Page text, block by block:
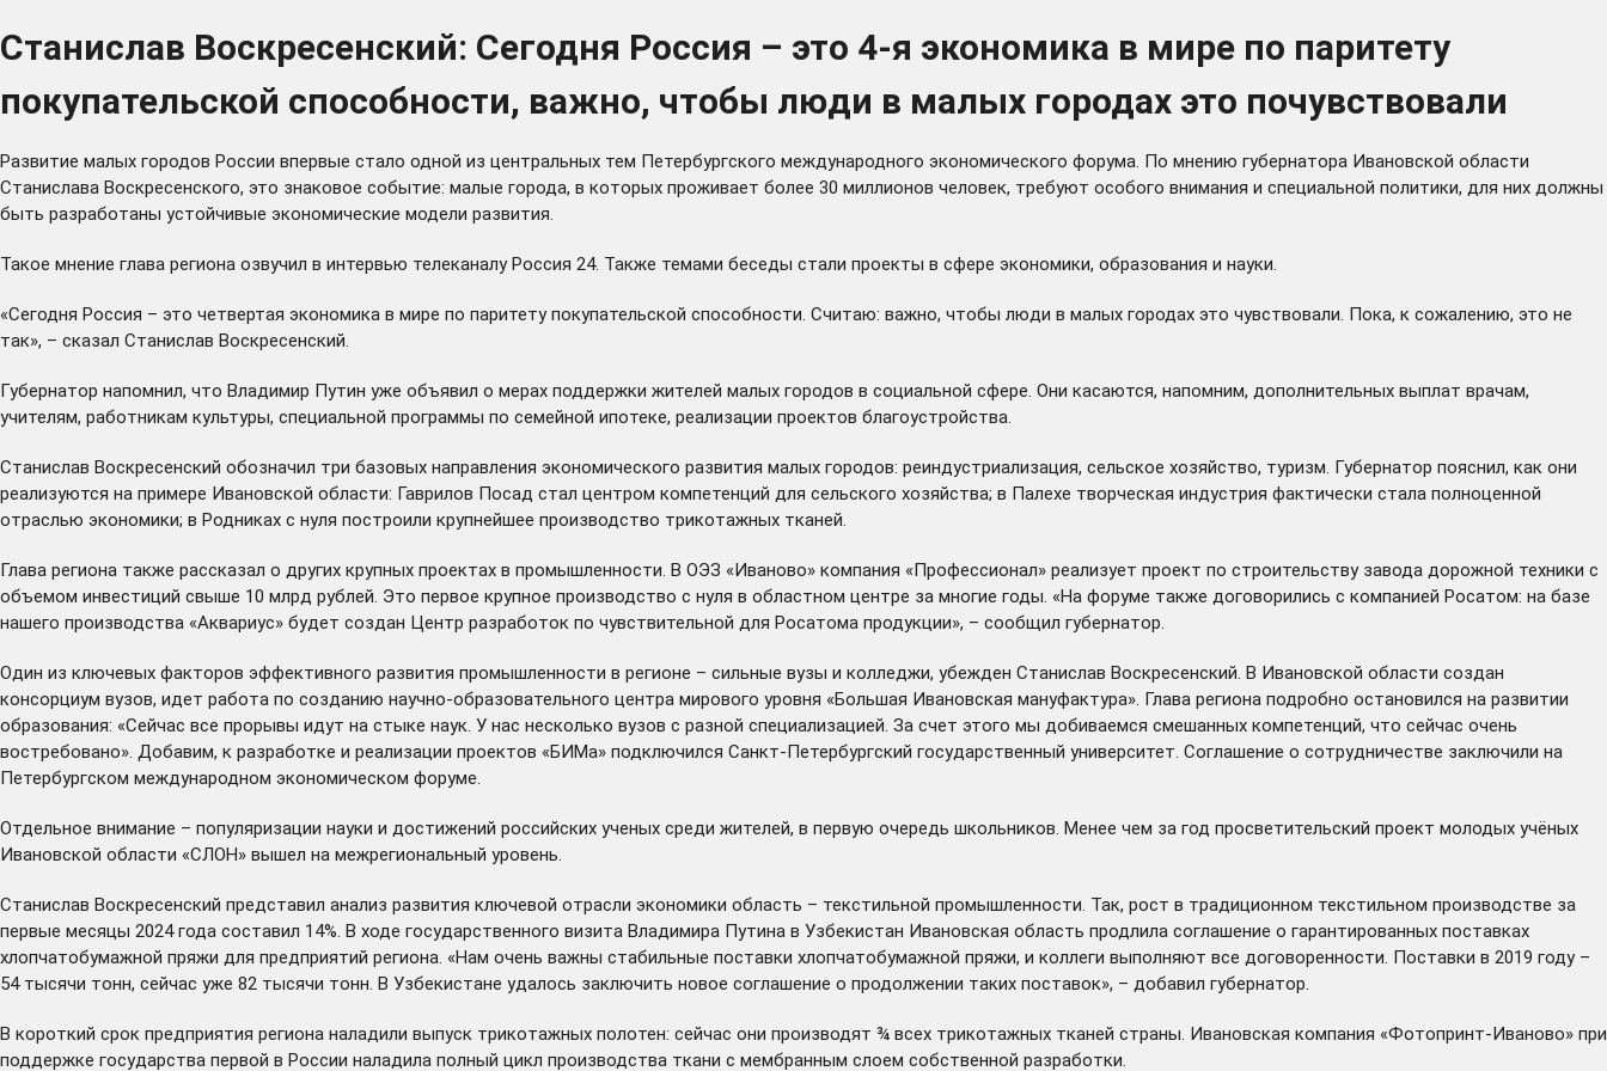
Станислав Воскресенский: Сегодня Россия – это 4-я экономика в мире по паритету
покупательской способности, важно, чтобы люди в малых городах это почувствовали
Развитие малых городов России впервые стало одной из центральных тем Петербургского международного экономического форума. По мнению губернатора Ивановской области
Станислава Воскресенского, это знаковое событие: малые города, в которых проживает более 30 миллионов человек, требуют особого внимания и специальной политики, для них должны
быть разработаны устойчивые экономические модели развития.
Такое мнение глава региона озвучил в интервью телеканалу Россия 24. Также темами беседы стали проекты в сфере экономики, образования и науки.
«Сегодня Россия – это четвертая экономика в мире по паритету покупательской способности. Считаю: важно, чтобы люди в малых городах это чувствовали. Пока, к сожалению, это не
так», – сказал Станислав Воскресенский.
Губернатор напомнил, что Владимир Путин уже объявил о мерах поддержки жителей малых городов в социальной сфере. Они касаются, напомним, дополнительных выплат врачам,
учителям, работникам культуры, специальной программы по семейной ипотеке, реализации проектов благоустройства.
Станислав Воскресенский обозначил три базовых направления экономического развития малых городов: реиндустриализация, сельское хозяйство, туризм. Губернатор пояснил, как они
реализуются на примере Ивановской области: Гаврилов Посад стал центром компетенций для сельского хозяйства; в Палехе творческая индустрия фактически стала полноценной
отраслью экономики; в Родниках с нуля построили крупнейшее производство трикотажных тканей.
Глава региона также рассказал о других крупных проектах в промышленности. В ОЭЗ «Иваново» компания «Профессионал» реализует проект по строительству завода дорожной техники с
объемом инвестиций свыше 10 млрд рублей. Это первое крупное производство с нуля в областном центре за многие годы. «На форуме также договорились с компанией Росатом: на базе
нашего производства «Аквариус» будет создан Центр разработок по чувствительной для Росатома продукции», – сообщил губернатор.
Один из ключевых факторов эффективного развития промышленности в регионе – сильные вузы и колледжи, убежден Станислав Воскресенский. В Ивановской области создан
консорциум вузов, идет работа по созданию научно-образовательного центра мирового уровня «Большая Ивановская мануфактура». Глава региона подробно остановился на развитии
образования: «Сейчас все прорывы идут на стыке наук. У нас несколько вузов с разной специализацией. За счет этого мы добиваемся смешанных компетенций, что сейчас очень
востребовано». Добавим, к разработке и реализации проектов «БИМа» подключился Санкт-Петербургский государственный университет. Соглашение о сотрудничестве заключили на
Петербургском международном экономическом форуме.
Отдельное внимание – популяризации науки и достижений российских ученых среди жителей, в первую очередь школьников. Менее чем за год просветительский проект молодых учёных
Ивановской области «СЛОН» вышел на межрегиональный уровень.
Станислав Воскресенский представил анализ развития ключевой отрасли экономики область – текстильной промышленности. Так, рост в традиционном текстильном производстве за
первые месяцы 2024 года составил 14%. В ходе государственного визита Владимира Путина в Узбекистан Ивановская область продлила соглашение о гарантированных поставках
хлопчатобумажной пряжи для предприятий региона. «Нам очень важны стабильные поставки хлопчатобумажной пряжи, и коллеги выполняют все договоренности. Поставки в 2019 году –
54 тысячи тонн, сейчас уже 82 тысячи тонн. В Узбекистане удалось заключить новое соглашение о продолжении таких поставок», – добавил губернатор.
В короткий срок предприятия региона наладили выпуск трикотажных полотен: сейчас они производят ¾ всех трикотажных тканей страны. Ивановская компания «Фотопринт-Иваново» при
поддержке государства первой в России наладила полный цикл производства ткани с мембранным слоем собственной разработки.